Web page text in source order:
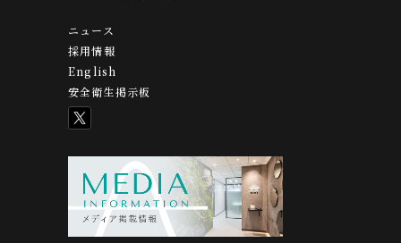
ニュース
採用情報
English
安全衛生掲示板